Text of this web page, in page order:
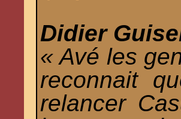
Didier
« Avé les
reconnait
relancer